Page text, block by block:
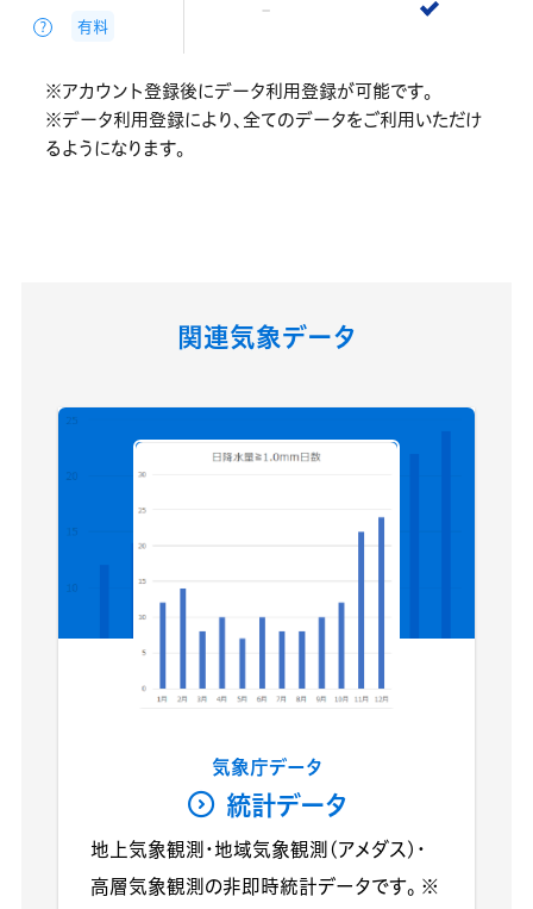
？ 有料
※アカウント登録後にデータ利用登録が可能です。
※データ利用登録により、全てのデータをご利用いただけ
るようになります。
関連気象データ
気象庁データ
統計データ
地上気象観測・地域気象観測(アメダス)・
高層気象観測の非即時統計データです。 ※